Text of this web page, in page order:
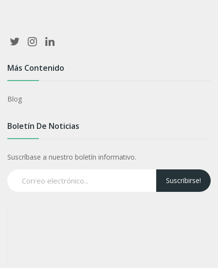
Más Contenido
Blog
Boletín De Noticias
Suscríbase a nuestro boletín informativo.
Suscribirse!